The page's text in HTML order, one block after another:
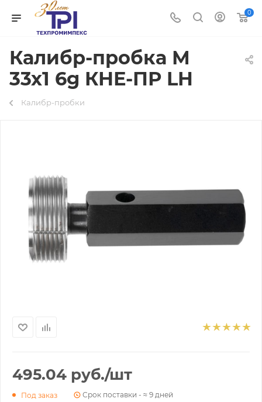
0
Калибр-пробка М
33х1 6g КНЕ-ПР LH
Калибр-пробки
495.04 руб./шт
Под заказ Срок поставки - ≈ 9 дней